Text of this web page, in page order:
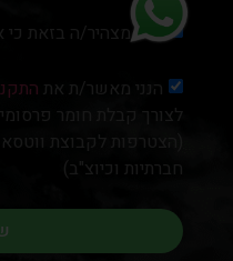
הנני מצהיר/ה בזאת כי
הנני מאשר/ת את
לצורך קבלת חומר
חברתיות וכיוצ"ב)